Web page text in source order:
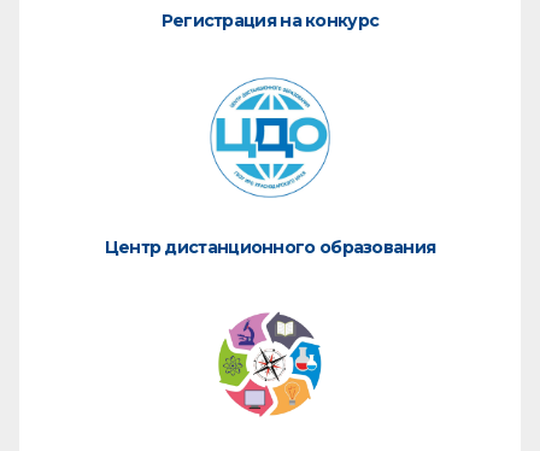
Регистрация на конкурс
Центр дистанционного образования